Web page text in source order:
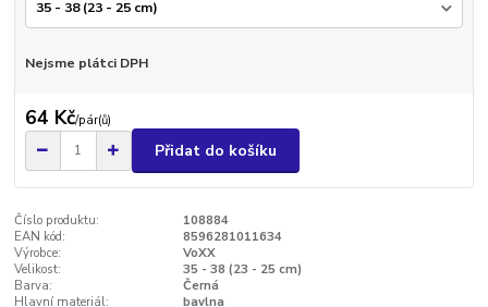
Nejsme plátci DPH
64 Kč/pár(ů)
Přidat do košíku
Číslo produktu:
108884
EAN kód:
8596281011634
Výrobce:
VoXX
Velikost:
35 - 38 (23 - 25 cm)
Barva:
Černá
Hlavní materiál:
bavlna